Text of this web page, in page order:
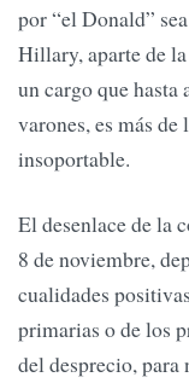
por “el Donald”
Hillary, aparte de
un cargo que
varones, es más
insoportable.
El desenlace de la
8 de noviembre,
cualidades
primarias o de los
del desprecio, para